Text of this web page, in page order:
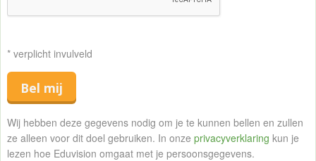
* verplicht invulveld
Bel mij
Wij hebben deze gegevens nodig om je te kunnen bellen en zullen
ze alleen voor dit doel gebruiken. In onze privacyverklaring kun je
lezen hoe Eduvision omgaat met je persoonsgegevens.